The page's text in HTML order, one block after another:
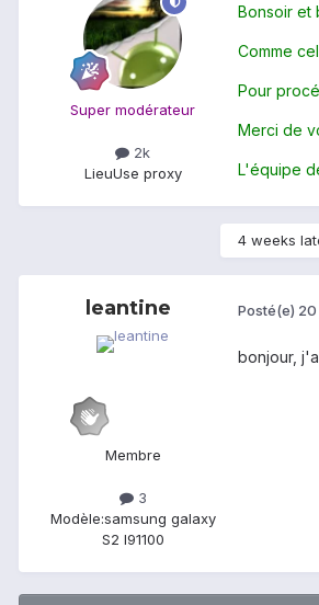
Super modérateur
2k
LieuUse proxy
Bonsoir et
Comme
Pour
Merci de
L'équipe
4 weeks
leantine
Membre
3
Modèle:samsung galaxy
S2 I91100
Posté(e) 20
bonjour,